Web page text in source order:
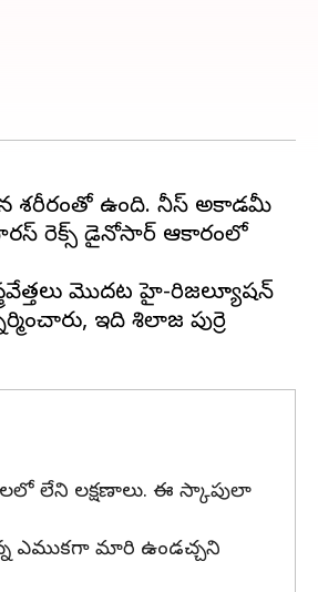
శరీరంతో ఉంది. చైనీస్ అకాడమీ
రెక్స్ డైనోసార్ ఆకారంలో
మొదట హై-రిజల్యూషన్
ఇది శిలాజ పుర్రె
లేని లక్షణాలు. ఈ స్కాపులా
ఎముకగా మారి ఉండచ్చని